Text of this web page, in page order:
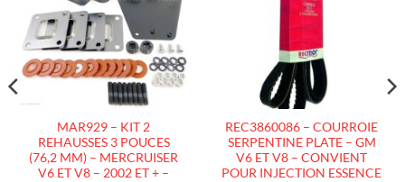
LISTE
D’ENVIES
MAR929 – KIT 2
REHAUSSES 3 POUCES
(76,2 MM) – MERCRUISER
V6 ET V8 – 2002 ET + –
REC3860086 – COURROIE
SERPENTINE PLATE – GM
V6 ET V8 – CONVIENT
POUR INJECTION ESSENCE